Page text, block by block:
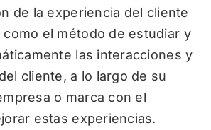
de la experiencia del cliente
el método de estudiar y
las interacciones y
cliente, a lo largo de su
o marca con el
estas experiencias.